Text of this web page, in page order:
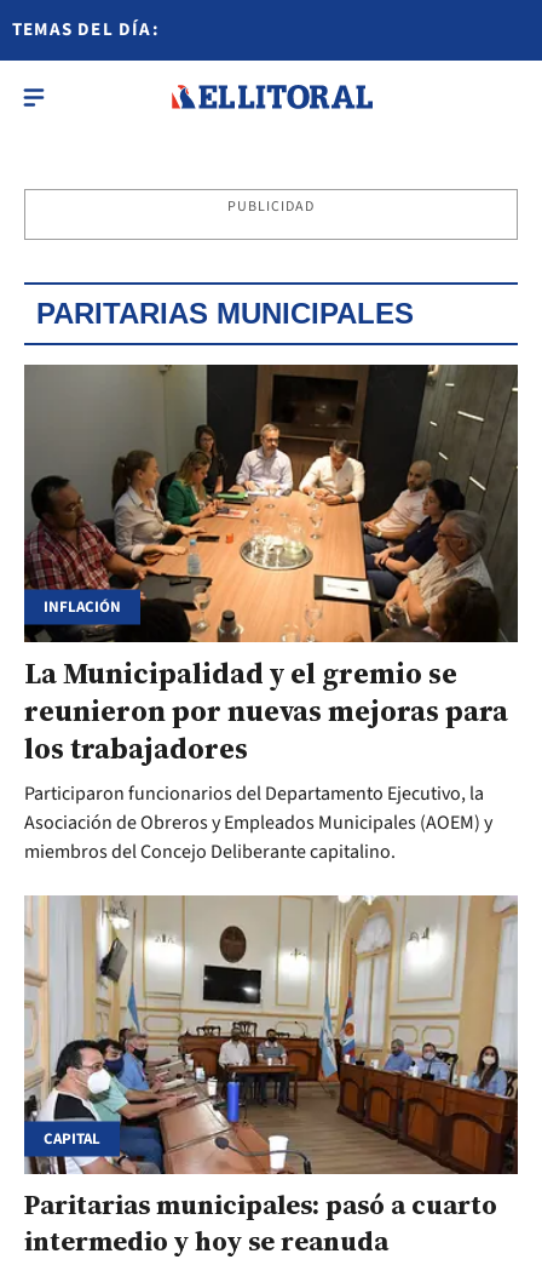
TEMAS DEL DÍA:
PUBLICIDAD
PARITARIAS MUNICIPALES
INFLACIÓN
La Municipalidad y el gremio se
reunieron por nuevas mejoras para
los trabajadores
Participaron funcionarios del Departamento Ejecutivo, la
Asociación de Obreros y Empleados Municipales (AOEM) y
miembros del Concejo Deliberante capitalino.
CAPITAL
Paritarias municipales: pasó a cuarto
intermedio y hoy se reanuda